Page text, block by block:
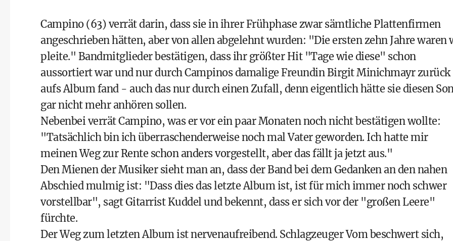
Campino (63) verrät darin, dass sie in ihrer Frühphase zwar sämtliche Plattenfirmen
angeschrieben hätten, aber von allen abgelehnt wurden: "Die ersten zehn Jahre waren
pleite." Bandmitglieder bestätigen, dass ihr größter Hit "Tage wie diese" schon
aussortiert war und nur durch Campinos damalige Freundin Birgit Minichmayr zurück
aufs Album fand - auch das nur durch einen Zufall, denn eigentlich hätte sie diesen
gar nicht mehr anhören sollen.
Nebenbei verrät Campino, was er vor ein paar Monaten noch nicht bestätigen wollte:
"Tatsächlich bin ich überraschenderweise noch mal Vater geworden. Ich hatte mir
meinen Weg zur Rente schon anders vorgestellt, aber das fällt ja jetzt aus."
Den Mienen der Musiker sieht man an, dass der Band bei dem Gedanken an den nahen
Abschied mulmig ist: "Dass dies das letzte Album ist, ist für mich immer noch schwer
vorstellbar", sagt Gitarrist Kuddel und bekennt, dass er sich vor der "großen Leere"
fürchte.
Der Weg zum letzten Album ist nervenaufreibend. Schlagzeuger Vom beschwert sich,